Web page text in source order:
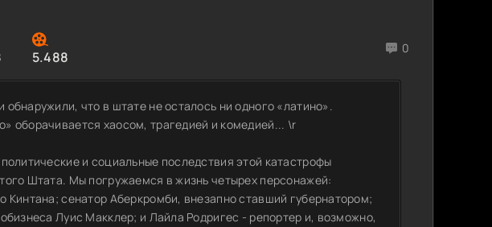
5.488
0
что в штате не осталось ни одного «латино».
оборачивается хаосом, трагедией и комедией... \r
и социальные последствия этой катастрофы
Штата. Мы погружаемся в жизнь четырех персонажей:
сенатор Аберкромби, внезапно ставший губернатором;
Луис Макклер; и Лайла Родригес - репортер и, возможно,